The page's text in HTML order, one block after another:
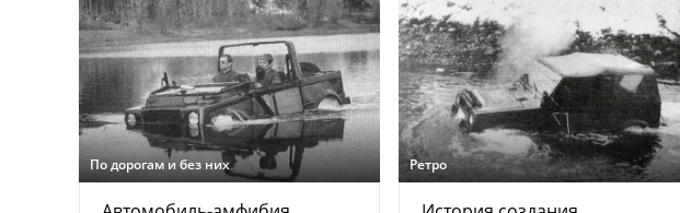
По дорогам и без них Ретро